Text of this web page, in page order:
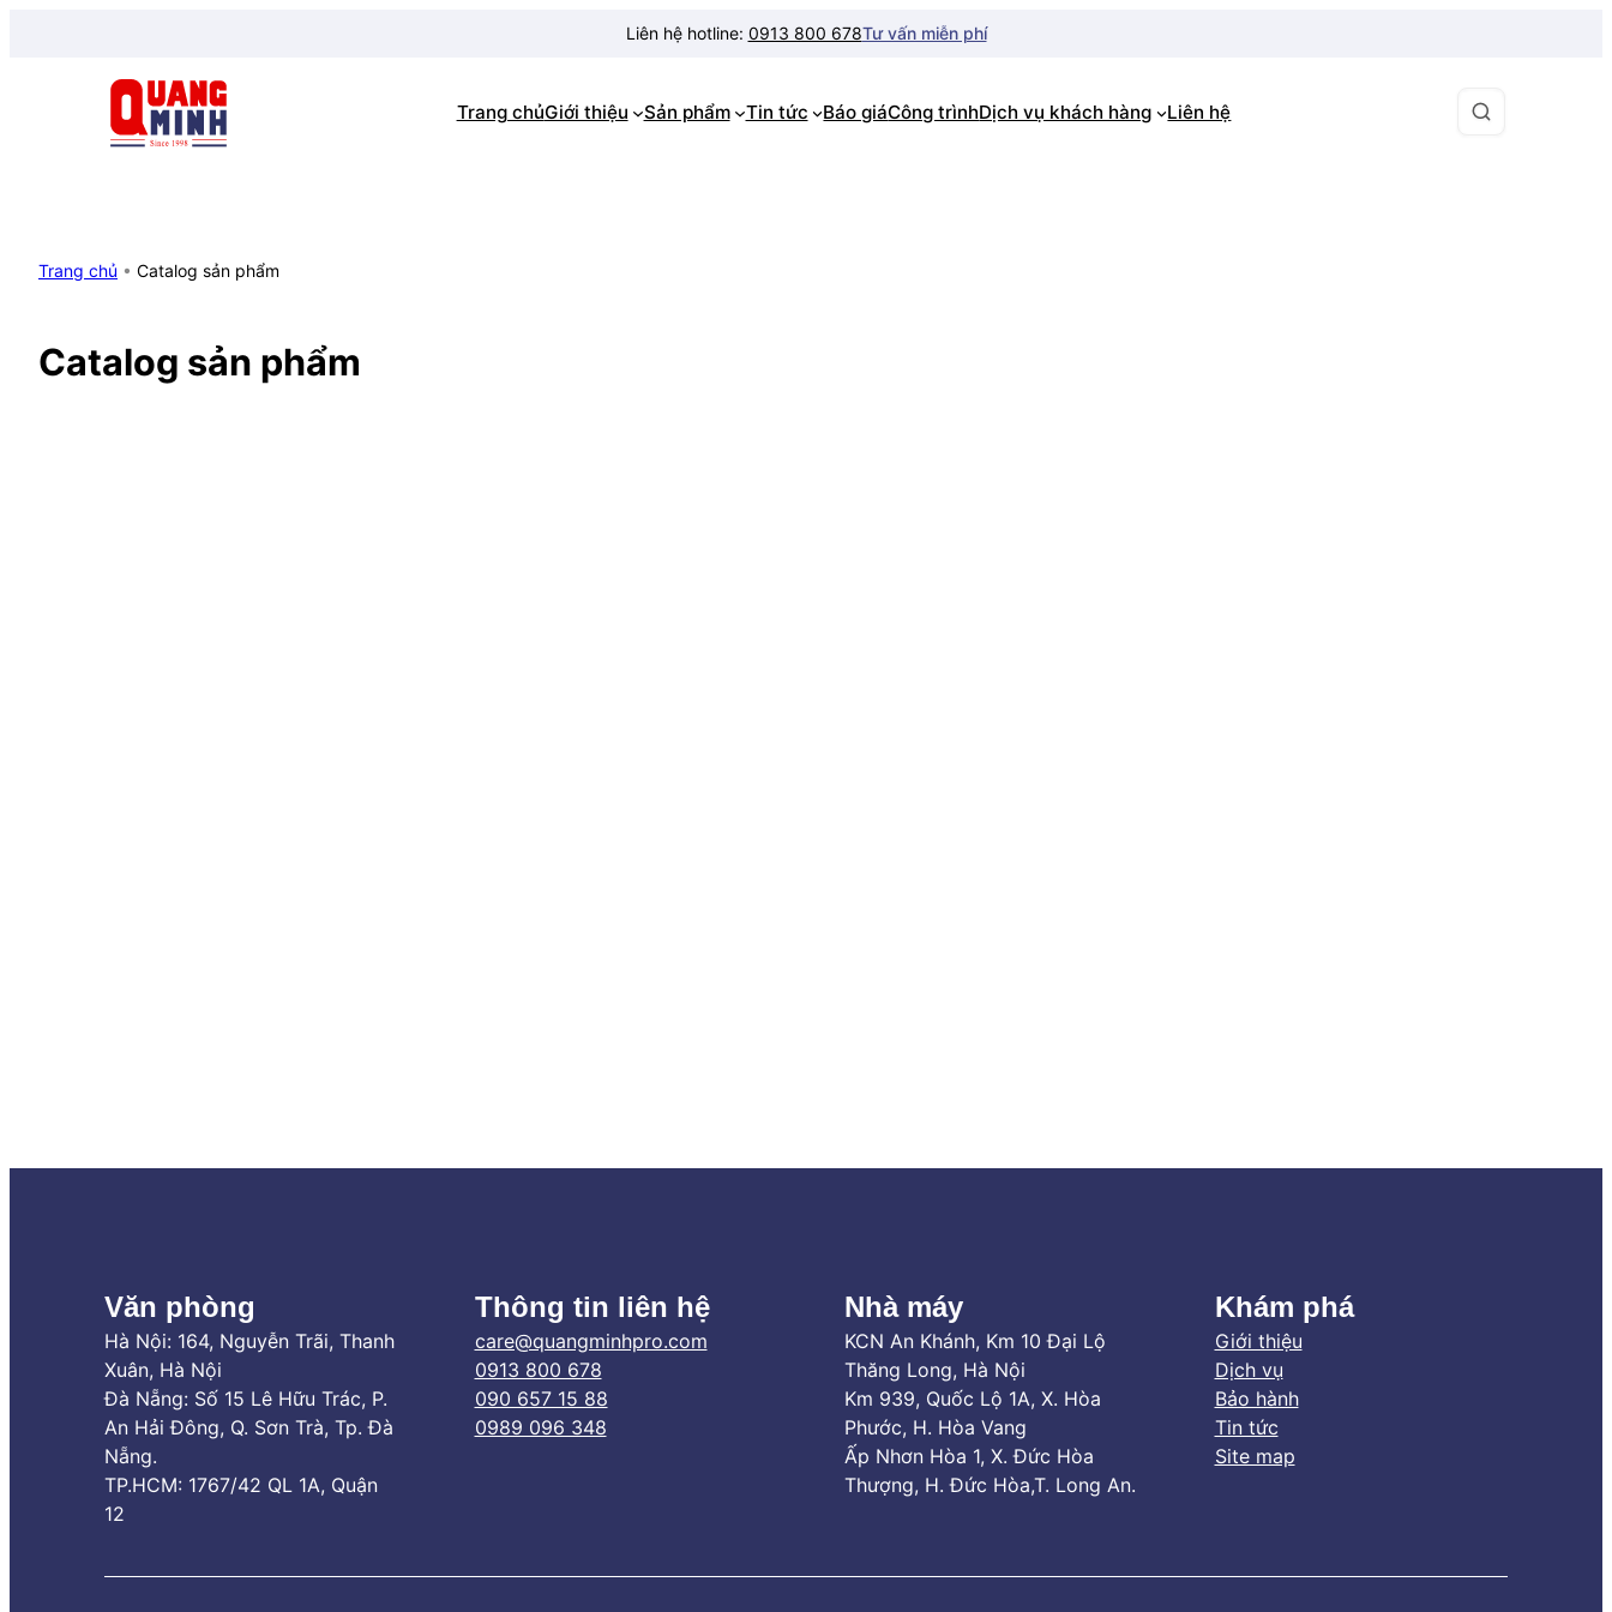
Liên hệ hotline: 0913 800 678Tư vấn miễn phí
Trang chủGiới thiệu Sản phẩm Tin tức Báo giáCông trìnhDịch vụ khách hàng Liên hệ
Trang chủ • Catalog sản phẩm
Catalog sản phẩm
Văn phòng
Hà Nội: 164, Nguyễn Trãi, Thanh
Xuân, Hà Nội
Đà Nẵng: Số 15 Lê Hữu Trác, P.
An Hải Đông, Q. Sơn Trà, Tp. Đà
Nẵng.
TP.HCM: 1767/42 QL 1A, Quận
12
Thông tin liên hệ
care@quangminhpro.com
0913 800 678
090 657 15 88
0989 096 348
Nhà máy
KCN An Khánh, Km 10 Đại Lộ
Thăng Long, Hà Nội
Km 939, Quốc Lộ 1A, X. Hòa
Phước, H. Hòa Vang
Ấp Nhơn Hòa 1, X. Đức Hòa
Thượng, H. Đức Hòa,T. Long An.
Khám phá
Giới thiệu
Dịch vụ
Bảo hành
Tin tức
Site map